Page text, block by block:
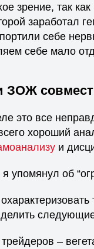
зрение, так
заработал
себе
себе мало
ЗОЖ
это все
хороший
и
упомянул об
–